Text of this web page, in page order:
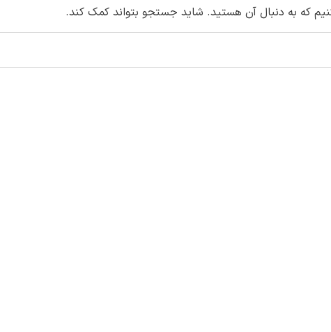
که به دنبال آن هستید. شاید جستجو بتواند کمک کند.